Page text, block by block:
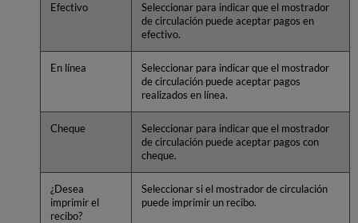
Efectivo
Seleccionar para indicar que el mostrador
de circulación puede aceptar pagos en
efectivo.
En línea
Seleccionar para indicar que el mostrador
de circulación puede aceptar pagos
realizados en línea.
Cheque
Seleccionar para indicar que el mostrador
de circulación puede aceptar pagos con
cheque.
¿Desea
imprimir el
recibo?
Seleccionar si el mostrador de circulación
puede imprimir un recibo.